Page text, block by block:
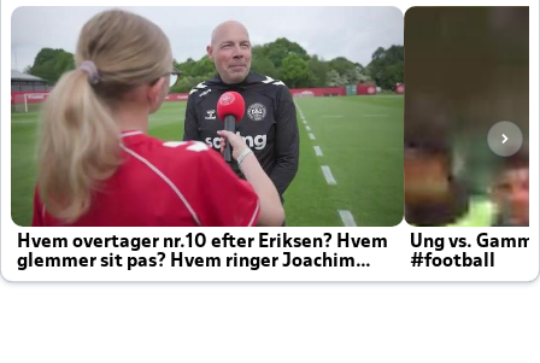
Hvem overtager nr.10 efter Eriksen? Hvem
glemmer sit pas? Hvem ringer Joachim
altid til efter kampe?
Ung vs.
#football